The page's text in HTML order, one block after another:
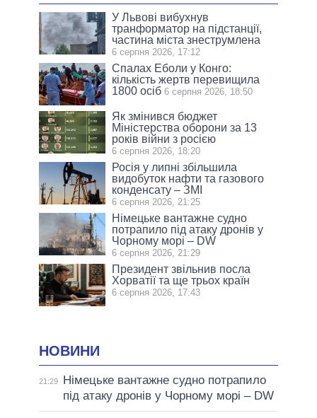
У Львові вибухнув
транформатор на підстанції,
частина міста знеструмлена
6 серпня 2026, 17:12
Спалах Еболи у Конго:
кількість жертв перевищила
1800 осіб 6 серпня 2026, 18:50
Як змінився бюджет
Міністерства оборони за 13
років війни з росією
6 серпня 2026, 18:20
Росія у липні збільшила
видобуток нафти та газового
конденсату – ЗМІ
6 серпня 2026, 21:25
Німецьке вантажне судно
потрапило під атаку дронів у
Чорному морі – DW
6 серпня 2026, 21:29
Президент звільнив посла
Хорватії та ще трьох країн
6 серпня 2026, 17:43
НОВИНИ
21:29
Німецьке вантажне судно потрапило
під атаку дронів у Чорному морі – DW